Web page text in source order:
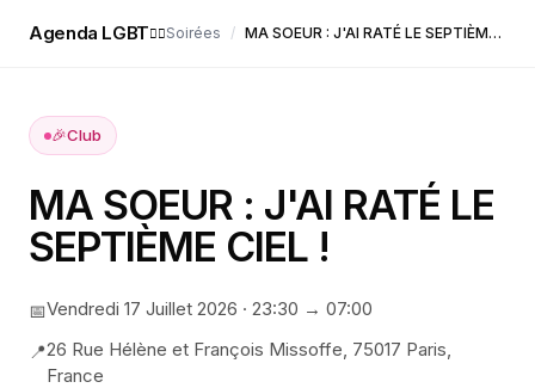
Agenda LGBT🏳️‍🌈Soirées / MA SOEUR : J'AI RATÉ LE SEPTIÈME CIEL !
🎉Club
MA SOEUR : J'AI RATÉ LE
SEPTIÈME CIEL !
📅Vendredi 17 Juillet 2026 · 23:30 → 07:00
📍26 Rue Hélène et François Missoffe, 75017 Paris,
France